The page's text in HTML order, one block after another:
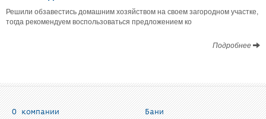
Решили обзавестись домашним хозяйством на своем загородном участке,
тогда рекомендуем воспользоваться предложением ко
Подробнее
О компании
Бани